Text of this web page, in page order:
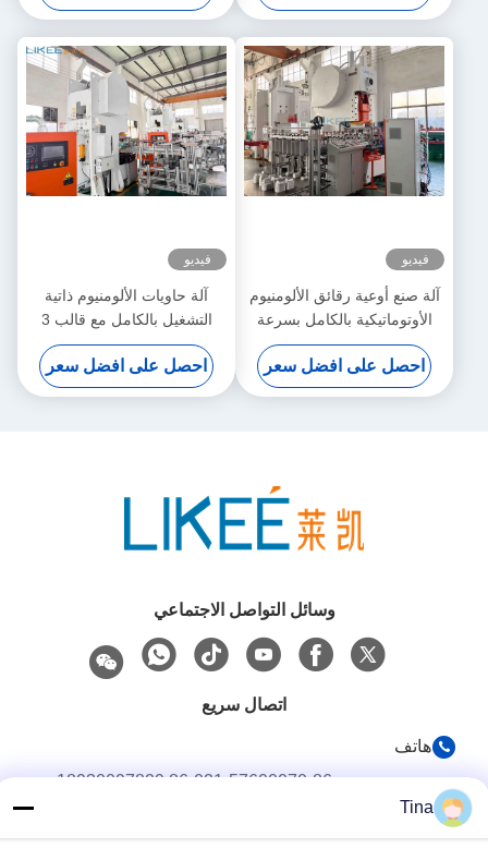
فيديو
آلة صنع أوعية رقائق الألومنيوم
الأوتوماتيكية بالكامل بسرعة
35-70 ضربة/دقيقة ومكبس
هيدروليكي بإطار C
احصل على افضل سعر
فيديو
آلة حاويات الألومنيوم ذاتية
التشغيل بالكامل مع قالب 3
تجوفات وهيكل الإطار C
احصل على افضل سعر
وسائل التواصل الاجتماعي
اتصال سريع
هاتف
86-021-57600070-86 18930097829
البريد الإلكتروني
Tina